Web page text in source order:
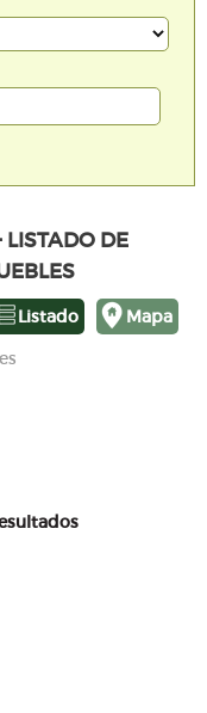
DE
Mapa
Listado